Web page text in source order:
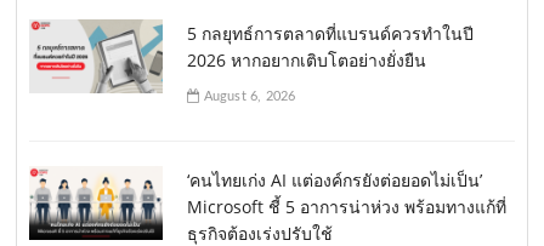
5 กลยุทธ์การตลาดที่แบรนด์ควรทำในปี
2026 หากอยากเติบโตอย่างยั่งยืน
August 6, 2026
‘คนไทยเก่ง AI แต่องค์กรยังต่อยอดไม่เป็น’
Microsoft ชี้ 5 อาการน่าห่วง พร้อมทางแก้ที่
ธุรกิจต้องเร่งปรับใช้